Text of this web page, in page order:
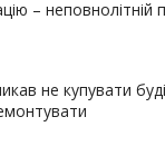
– неповнолітній
не купувати